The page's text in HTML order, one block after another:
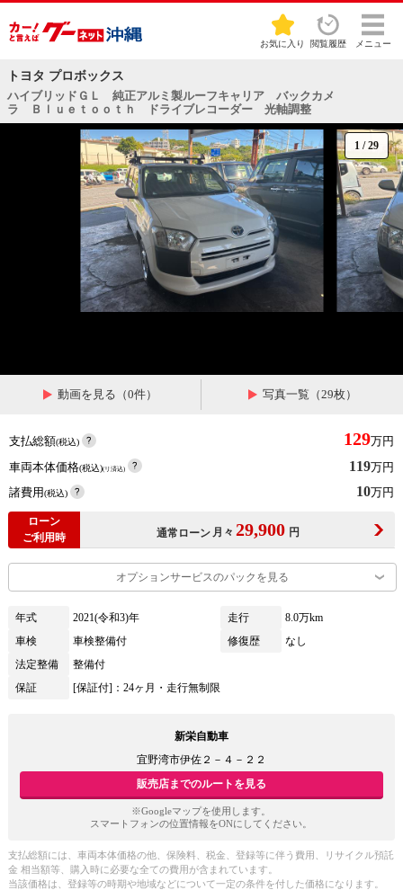
お気に入り 閲覧履歴 メニュー
トヨタ プロボックス
ハイブリッドＧＬ 純正アルミ製ルーフキャリア バックカメ
ラ Ｂｌｕｅｔｏｏｔｈ ドライブレコーダー 光軸調整
1 /29
動画を見る（0件） 写真一覧（29枚）
支払総額(税込) 129万円
車両本体価格(税込)(リ済込) 119万円
諸費用(税込) 10万円
ローン
ご利用時
通常ローン 月々 29,900 円
オプションサービスのパックを見る
年式 2021(令和3)年 走行
8.0万km
車検
車検整備付 修復歴
なし
法定整備
整備付
保証
[保証付]：24ヶ月・走行無制限
新栄自動車
宜野湾市伊佐２－４－２２
販売店までのルートを見る
※Googleマップを使用します。
スマートフォンの位置情報をONにしてください。
支払総額には、車両本体価格の他、保険料、税金、登録等に伴う費用、リサイクル預託
金 相当額等、購入時に必要な全ての費用が含まれています。
当該価格は、登録等の時期や地域などについて一定の条件を付した価格になります。